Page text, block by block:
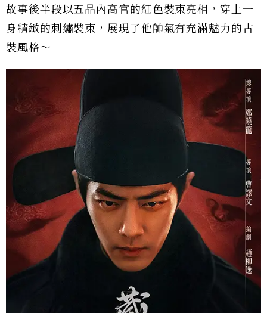
故事後半段以五品內高官的紅色裝束亮相，穿上一
身精緻的刺繡裝束，展現了他帥氣有充滿魅力的古
裝風格～